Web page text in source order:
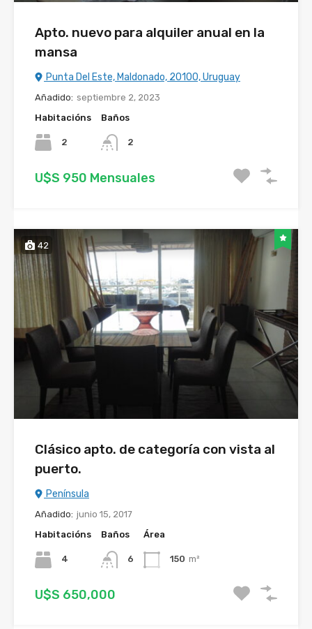
Apto. nuevo para alquiler anual en la
mansa
Punta Del Este, Maldonado, 20100, Uruguay
Añadido: septiembre 2, 2023
Habitacións
2
Baños
2
U$S 950 Mensuales
42
Clásico apto. de categoría con vista al
puerto.
Península
Añadido: junio 15, 2017
Habitacións
4
Baños
6
Área
150 m²
U$S 650,000